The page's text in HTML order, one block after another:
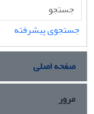
جستجوی پیشرفته
صفحه اصلی
مرور